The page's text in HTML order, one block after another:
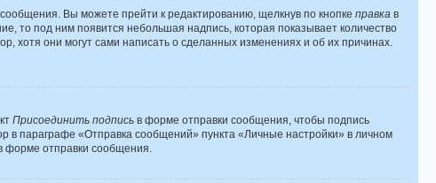
Вы можете прейти к редактированию, щелкнув по кнопке правка в
то под ним появится небольшая надпись, которая показывает количество
хотя они могут сами написать о сделанных изменениях и об их причинах.
Присоединить подпись в форме отправки сообщения, чтобы подпись
параграфе «Отправка сообщений» пункта «Личные настройки» в личном
форме отправки сообщения.